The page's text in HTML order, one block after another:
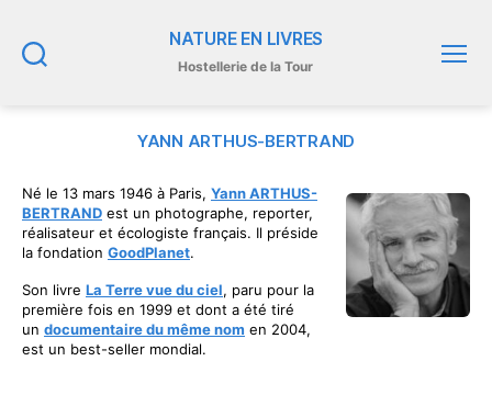
NATURE EN LIVRES
Hostellerie de la Tour
YANN ARTHUS-BERTRAND
Né le 13 mars 1946 à Paris, Yann ARTHUS-
BERTRAND est un photographe, reporter,
réalisateur et écologiste français. Il préside
la fondation GoodPlanet.
Son livre La Terre vue du ciel, paru pour la
première fois en 1999 et dont a été tiré
un documentaire du même nom en 2004,
est un best-seller mondial.